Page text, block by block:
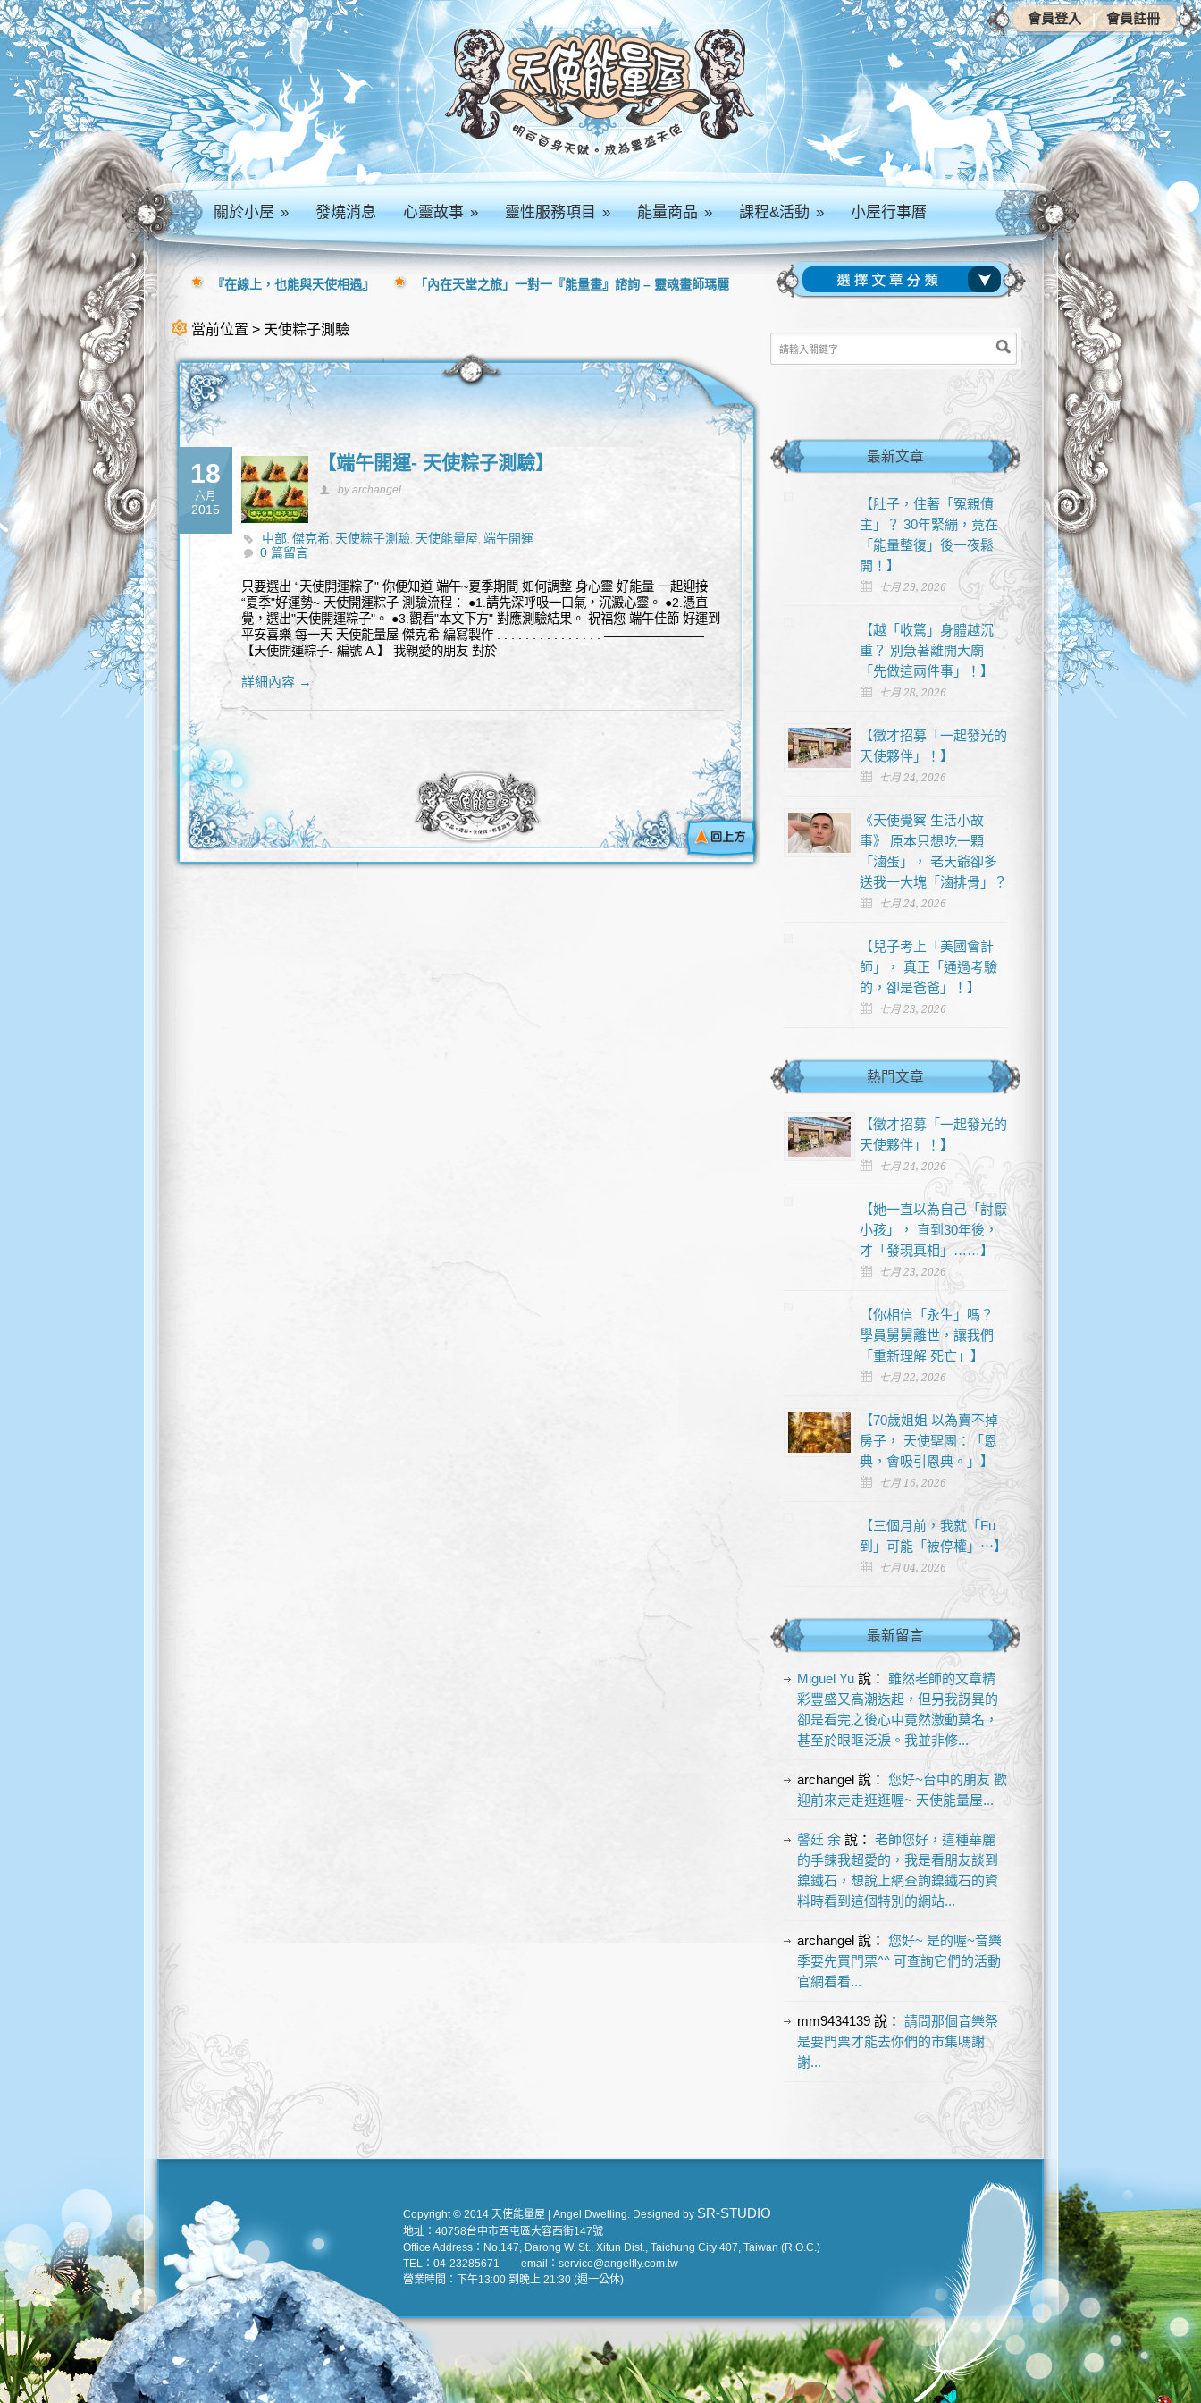
關於小屋» 發燒消息 心靈故事» 靈性服務項目» 能量商品» 課程&活動» 小屋行事曆
當前位置 > 天使粽子測驗
18
六月
2015
【端午開運- 天使粽子測驗】
by archangel
中部, 傑克希, 天使粽子測驗, 天使能量屋, 端午開運
0 篇留言
只要選出 “天使開運粽子" 你便知道 端午~夏季期間 如何調整 身心靈 好能量 一起迎接
“夏季"好運勢~ 天使開運粽子 測驗流程： ●1.請先深呼吸一口氣，沉澱心靈。 ●2.憑直
覺，選出"天使開運粽子"。 ●3.觀看"本文下方" 對應測驗結果。 祝福您 端午佳節 好運到
平安喜樂 每一天 天使能量屋 傑克希 編寫製作 . . . . . . . . . . . . . . . ————————
【天使開運粽子- 編號 A.】 我親愛的朋友 對於
詳細內容 →
最新文章
【肚子，住著「冤親債
主」？ 30年緊繃，竟在
「能量整復」後一夜鬆
開！】
七月 29, 2026
【越「收驚」身體越沉
重？ 別急著離開大廟
「先做這兩件事」！】
七月 28, 2026
【徵才招募「一起發光的
天使夥伴」！】
七月 24, 2026
《天使覺察 生活小故
事》 原本只想吃一顆
「滷蛋」， 老天爺卻多
送我一大塊「滷排骨」？
七月 24, 2026
【兒子考上「美國會計
師」， 真正「通過考驗
的，卻是爸爸」！】
七月 23, 2026
熱門文章
【徵才招募「一起發光的
天使夥伴」！】
七月 24, 2026
【她一直以為自己「討厭
小孩」， 直到30年後，
才「發現真相」……】
七月 23, 2026
【你相信「永生」嗎？
學員舅舅離世，讓我們
「重新理解 死亡」】
七月 22, 2026
【70歲姐姐 以為賣不掉
房子， 天使聖團：「恩
典，會吸引恩典。」】
七月 16, 2026
【三個月前，我就「Fu
到」可能「被停權」⋯】
七月 04, 2026
最新留言
Miguel Yu說： 雖然老師的文章精
彩豐盛又高潮迭起，但另我訝異的
卻是看完之後心中竟然激動莫名，
甚至於眼眶泛淚。我並非修...
archangel說： 您好~台中的朋友 歡
迎前來走走逛逛喔~ 天使能量屋...
謦廷 余說： 老師您好，這種華麗
的手鍊我超愛的，我是看朋友談到
鎳鐵石，想說上網查詢鎳鐵石的資
料時看到這個特別的網站...
archangel說： 您好~ 是的喔~音樂
季要先買門票^^ 可查詢它們的活動
官網看看...
mm9434139說： 請問那個音樂祭
是要門票才能去你們的市集嗎謝
謝...
『在線上，也能與天使相遇』 「內在天堂之旅」一對一『能量畫』諮詢 – 靈魂畫師瑪麗
Copyright © 2014 天使能量屋 | Angel Dwelling. Designed by SR-STUDIO
地址：40758台中市西屯區大容西街147號
Office Address：No.147, Darong W. St., Xitun Dist., Taichung City 407, Taiwan (R.O.C.)
TEL：04-23285671 email：service@angelfly.com.tw
營業時間：下午13:00 到晚上 21:30 (週一公休)
會員登入 | 會員註冊